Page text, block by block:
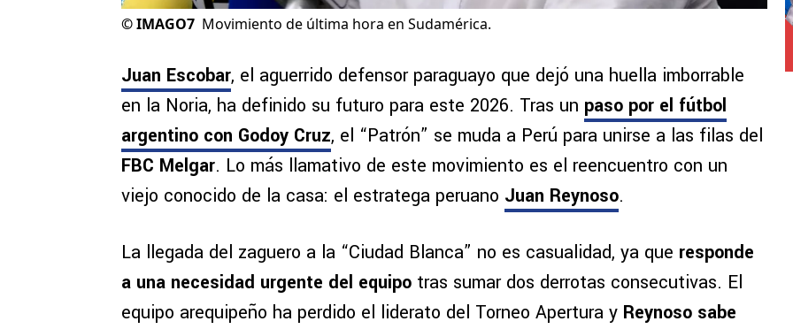
©IMAGO7 Movimiento de última hora en Sudamérica.
Juan Escobar, el aguerrido defensor paraguayo que dejó una huella imborrable
en la Noria, ha definido su futuro para este 2026. Tras un paso por el fútbol
argentino con Godoy Cruz, el “Patrón” se muda a Perú para unirse a las filas del
FBC Melgar. Lo más llamativo de este movimiento es el reencuentro con un
viejo conocido de la casa: el estratega peruano Juan Reynoso.
La llegada del zaguero a la “Ciudad Blanca” no es casualidad, ya que responde
a una necesidad urgente del equipo tras sumar dos derrotas consecutivas. El
equipo arequipeño ha perdido el liderato del Torneo Apertura y Reynoso sabe